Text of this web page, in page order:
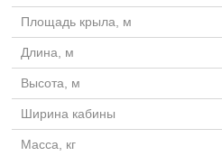
Площадь крыла, м
Длина, м
Высота, м
Ширина кабины
Масса, кг